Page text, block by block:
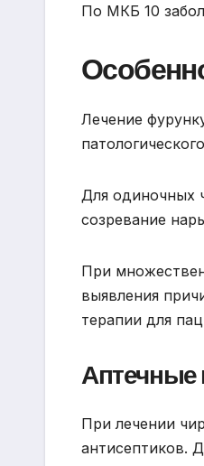
По МКБ 10
Лечение
Для одиночных
созревание
При
выявления
терапии для
Аптечные
При лечении
антисептиков.